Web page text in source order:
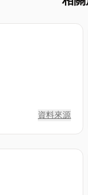
找公司窗簾...
資料來源